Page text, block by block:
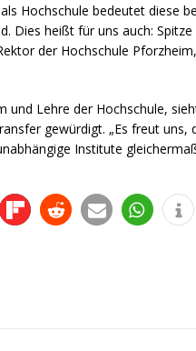
Hochschule bedeutet diese
Dies heißt für uns auch:
der Hochschule
Lehre der Hochschule,
gewürdigt. „Es freut uns,
Institute